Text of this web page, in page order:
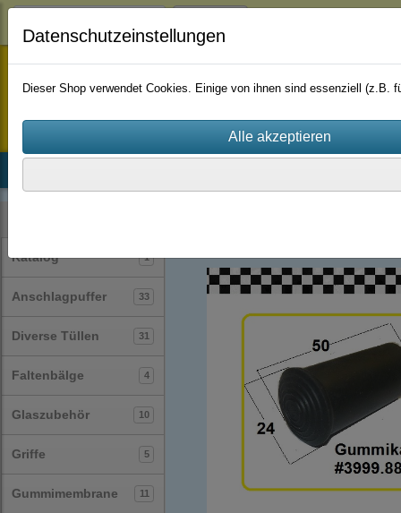
staufenbiel-berlin
Katalog 1
Anschlagpuffer 33
Diverse Tüllen 31
Faltenbälge 4
Glaszubehör 10
Griffe 5
Gummimembrane 11
Datenschutzeinstellungen
Dieser Shop verwendet Cookies. Einige von ihnen sind essenziell (z.B.